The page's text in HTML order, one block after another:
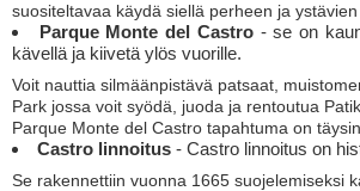
suositeltavaa käydä siellä perheen ja ystävien
Parque Monte del Castro- se on
kävellä ja kiivetä ylös vuorille.
Voit nauttia silmäänpistävä patsaat,
Park jossa voit syödä, juoda ja rentoutua
Parque Monte del Castro tapahtuma on
Castro linnoitus - Castro linnoitus on
Se rakennettiin vuonna 1665 suojelemiseksi